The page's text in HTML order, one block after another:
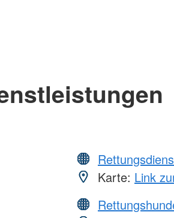
Karte: Link